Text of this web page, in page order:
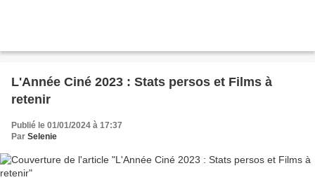
L'Année Ciné 2023 : Stats persos et Films à
retenir
Publié le 01/01/2024 à 17:37
Par Selenie